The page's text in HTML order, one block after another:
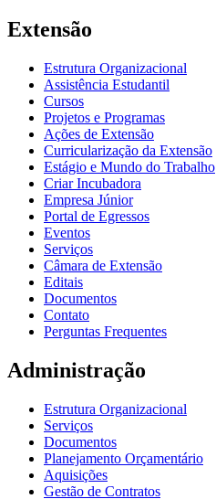
Extensão
Estrutura Organizacional
Assistência Estudantil
Cursos
Projetos e Programas
Ações de Extensão
Curricularização da Extensão
Estágio e Mundo do Trabalho
Criar Incubadora
Empresa Júnior
Portal de Egressos
Eventos
Serviços
Câmara de Extensão
Editais
Documentos
Contato
Perguntas Frequentes
Administração
Estrutura Organizacional
Serviços
Documentos
Planejamento Orçamentário
Aquisições
Gestão de Contratos